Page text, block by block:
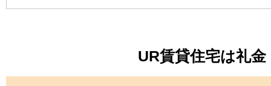
UR賃貸住宅は礼